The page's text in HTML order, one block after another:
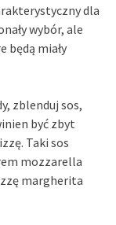
dla
wybór, ale
będą miały
zblenduj sos,
być zbyt
Taki sos
mozzarella
margherita